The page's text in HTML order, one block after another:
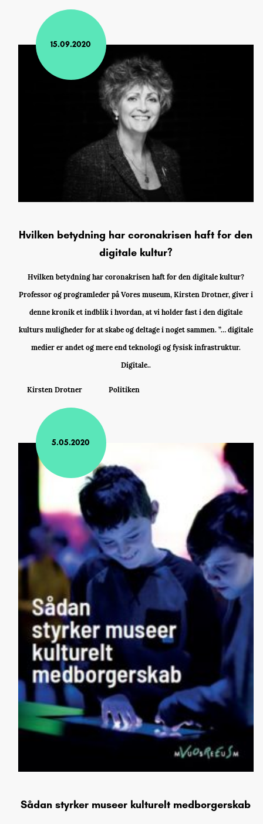
15.09.2020
Hvilken betydning har coronakrisen haft for den
digitale kultur?
Hvilken betydning har coronakrisen haft for den digitale kultur?
Professor og programleder på Vores museum, Kirsten Drotner, giver i
denne kronik et indblik i hvordan, at vi holder fast i den digitale
kulturs muligheder for at skabe og deltage i noget sammen. ”… digitale
medier er andet og mere end teknologi og fysisk infrastruktur.
Digitale..
Kirsten Drotner Politiken
5.05.2020
Sådan styrker museer kulturelt medborgerskab